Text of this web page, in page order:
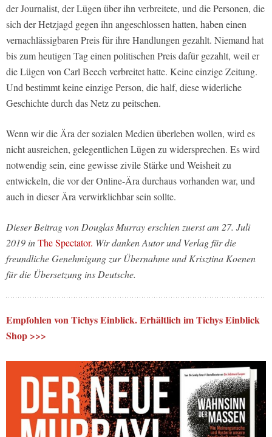
der Journalist, der Lügen über ihn verbreitete, und die Personen, die
sich der Hetzjagd gegen ihn angeschlossen hatten, haben einen
vernachlässigbaren Preis für ihre Handlungen gezahlt. Niemand hat
bis zum heutigen Tag einen politischen Preis dafür gezahlt, weil er
die Lügen von Carl Beech verbreitet hatte. Keine einzige Zeitung.
Und bestimmt keine einzige Person, die half, diese widerliche
Geschichte durch das Netz zu peitschen.
Wenn wir die Ära der sozialen Medien überleben wollen, wird es
nicht ausreichen, gelegentlichen Lügen zu widersprechen. Es wird
notwendig sein, eine gewisse zivile Stärke und Weisheit zu
entwickeln, die vor der Online-Ära durchaus vorhanden war, und
auch in dieser Ära verwirklichbar sein sollte.
Dieser Beitrag von Douglas Murray erschien zuerst am 27. Juli
2019 inThe Spectator. Wir danken Autor und Verlag für die
freundliche Genehmigung zur Übernahme und Krisztina Koenen
für die Übersetzung ins Deutsche.
Empfohlen von Tichys Einblick. Erhältlich im Tichys Einblick
Shop >>>